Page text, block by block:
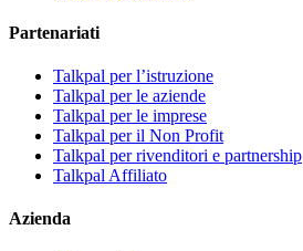
Partenariati
Talkpal per l’istruzione
Talkpal per le aziende
Talkpal per le imprese
Talkpal per il Non Profit
Talkpal per rivenditori e partnership
Talkpal Affiliato
Azienda